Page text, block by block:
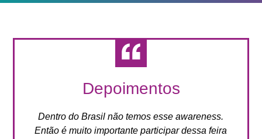
Depoimentos
Dentro do Brasil não temos esse awareness.
Então é muito importante participar dessa feira